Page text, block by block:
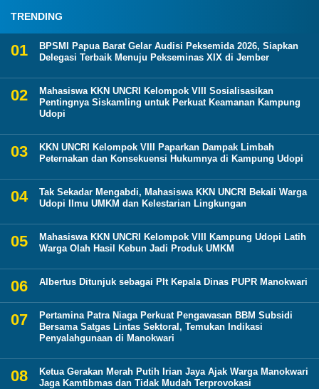
TRENDING
BPSMI Papua Barat Gelar Audisi Peksemida 2026, Siapkan
Delegasi Terbaik Menuju Pekseminas XIX di Jember
Mahasiswa KKN UNCRI Kelompok VIII Sosialisasikan
Pentingnya Siskamling untuk Perkuat Keamanan Kampung
Udopi
KKN UNCRI Kelompok VIII Paparkan Dampak Limbah
Peternakan dan Konsekuensi Hukumnya di Kampung Udopi
Tak Sekadar Mengabdi, Mahasiswa KKN UNCRI Bekali Warga
Udopi Ilmu UMKM dan Kelestarian Lingkungan
Mahasiswa KKN UNCRI Kelompok VIII Kampung Udopi Latih
Warga Olah Hasil Kebun Jadi Produk UMKM
Albertus Ditunjuk sebagai Plt Kepala Dinas PUPR Manokwari
Pertamina Patra Niaga Perkuat Pengawasan BBM Subsidi
Bersama Satgas Lintas Sektoral, Temukan Indikasi
Penyalahgunaan di Manokwari
Ketua Gerakan Merah Putih Irian Jaya Ajak Warga Manokwari
Jaga Kamtibmas dan Tidak Mudah Terprovokasi